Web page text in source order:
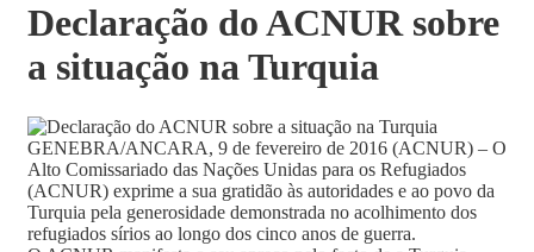
Declaração do ACNUR sobre
a situação na Turquia
GENEBRA/ANCARA, 9 de fevereiro de 2016 (ACNUR) – O
Alto Comissariado das Nações Unidas para os Refugiados
(ACNUR) exprime a sua gratidão às autoridades e ao povo da
Turquia pela generosidade demonstrada no acolhimento dos
refugiados sírios ao longo dos cinco anos de guerra.